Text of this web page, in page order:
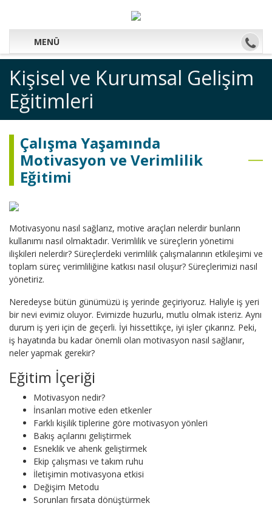
MENÜ
Kişisel ve Kurumsal Gelişim
Eğitimleri
Çalışma Yaşamında
Motivasyon ve Verimlilik
Eğitimi
Motivasyonu nasıl sağlarız, motive araçları nelerdir bunların
kullanımı nasıl olmaktadır. Verimlilik ve süreçlerin yönetimi
ilişkileri nelerdir? Süreçlerdeki verimlilik çalışmalarının etkileşimi ve
toplam süreç verimliliğine katkısı nasıl oluşur? Süreçlerimizi nasıl
yönetiriz.
Neredeyse bütün günümüzü iş yerinde geçiriyoruz. Haliyle iş yeri
bir nevi evimiz oluyor. Evimizde huzurlu, mutlu olmak isteriz. Aynı
durum iş yeri için de geçerli. İyi hissettikçe, iyi işler çıkarırız. Peki,
iş hayatında bu kadar önemli olan motivasyon nasıl sağlanır,
neler yapmak gerekir?
Eğitim İçeriği
Motivasyon nedir?
İnsanları motive eden etkenler
Farklı kişilik tiplerine göre motivasyon yönleri
Bakış açılarını geliştirmek
Esneklik ve ahenk geliştirmek
Ekip çalışması ve takım ruhu
İletişimin motivasyona etkisi
Değişim Metodu
Sorunları fırsata dönüştürmek